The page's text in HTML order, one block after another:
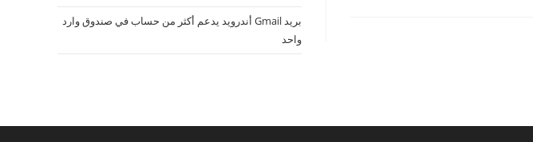
بريد Gmail أندرويد يدعم أكثر من حساب في صندوق وارد
واحد